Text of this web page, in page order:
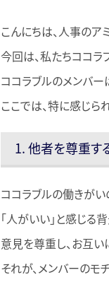
こんにちは、人事のア
今回は、私たちココラ
ココラブルのメンバー
ここでは、特に感じら
1. 他者を尊重す
ココラブルの働きがい
「人がいい」と感じる
意見を尊重し、お互
それが、メンバーのモ